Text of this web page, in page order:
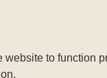
to function